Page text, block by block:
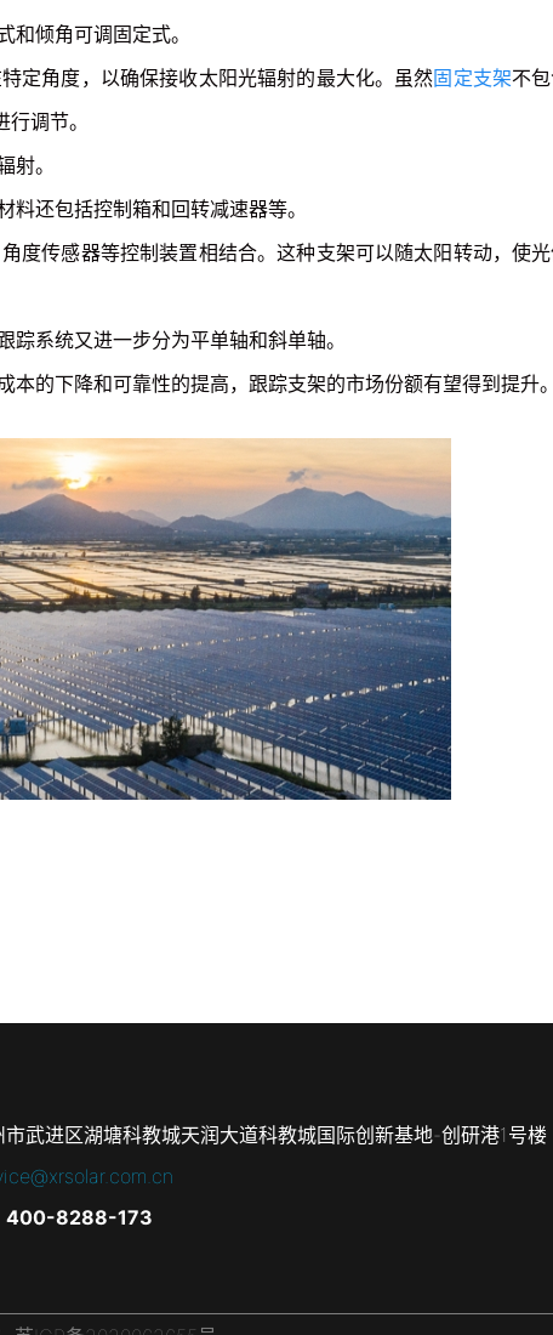
倾角可调固定式。
定角度，以确保接收太阳光辐射的最大化。虽然固定支架不
调节。
射。
还包括控制箱和回转减速器等。
度传感器等控制装置相结合。这种支架可以随太阳转动，使
系统又进一步分为平单轴和斜单轴。
的下降和可靠性的提高，跟踪支架的市场份额有望得到提升。
武进区湖塘科教城天润大道科教城国际创新基地-创研港1号楼
400-8288-173